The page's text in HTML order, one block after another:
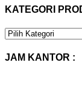
KATEGORI
KATEGORI
JAM KANTOR :